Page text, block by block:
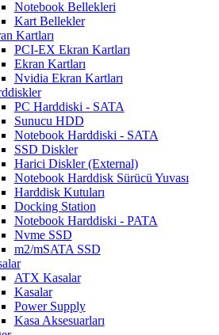
Notebook Bellekleri
Kart Bellekler
Kartları
PCI-EX Ekran Kartları
Ekran Kartları
Nvidia Ekran Kartları
PC Harddiski - SATA
Sunucu HDD
Notebook Harddiski - SATA
SSD Diskler
Harici Diskler (External)
Notebook Harddisk Sürücü Yuvası
Harddisk Kutuları
Docking Station
Notebook Harddiski - PATA
Nvme SSD
m2/mSATA SSD
ATX Kasalar
Kasalar
Power Supply
Kasa Aksesuarları